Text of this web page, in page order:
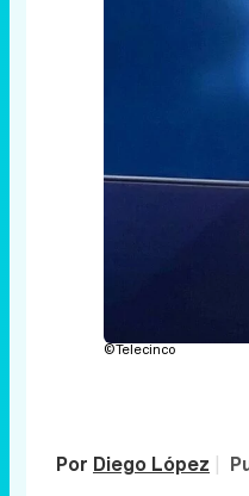
©Telecinco
Por Diego López |